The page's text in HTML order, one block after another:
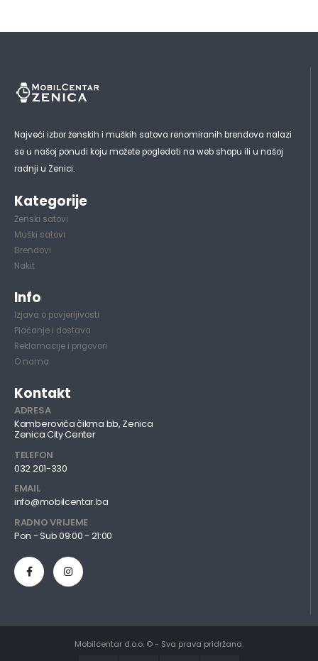
Najveći izbor ženskih i muških satova renomiranih brendova nalazi
se u našoj ponudi koju možete pogledati na web shopu ili u našoj
radnji u Zenici.
Kategorije
Ženski satovi
Muški satovi
Brendovi
Nakit
Info
Izjava o povjerljivosti
Plaćanje i dostava
Reklamacije i prigovori
O nama
Kontakt
ADRESA
Kamberovića čikma bb, Zenica
Zenica City Center
TELEFON
032 201-330
EMAIL
info@mobilcentar.ba
RADNO VRIJEME
Pon - Sub 09:00 - 21:00
Mobilcentar d.o.o. © - Sva prava pridržana.